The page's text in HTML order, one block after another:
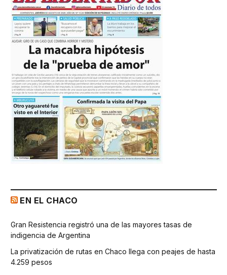
EN EL CHACO
Gran Resistencia registró una de las mayores tasas de
indigencia de Argentina
La privatización de rutas en Chaco llega con peajes de hasta
4.259 pesos